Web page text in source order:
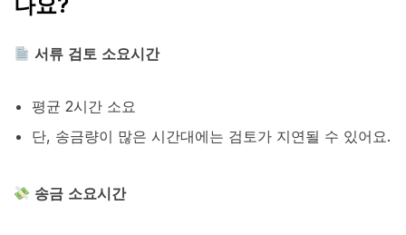
서류 검토 소요시간
평균 2시간 소요
단, 송금량이 많은 시간대에는 검토가 지연될 수 있어요.
송금 소요시간